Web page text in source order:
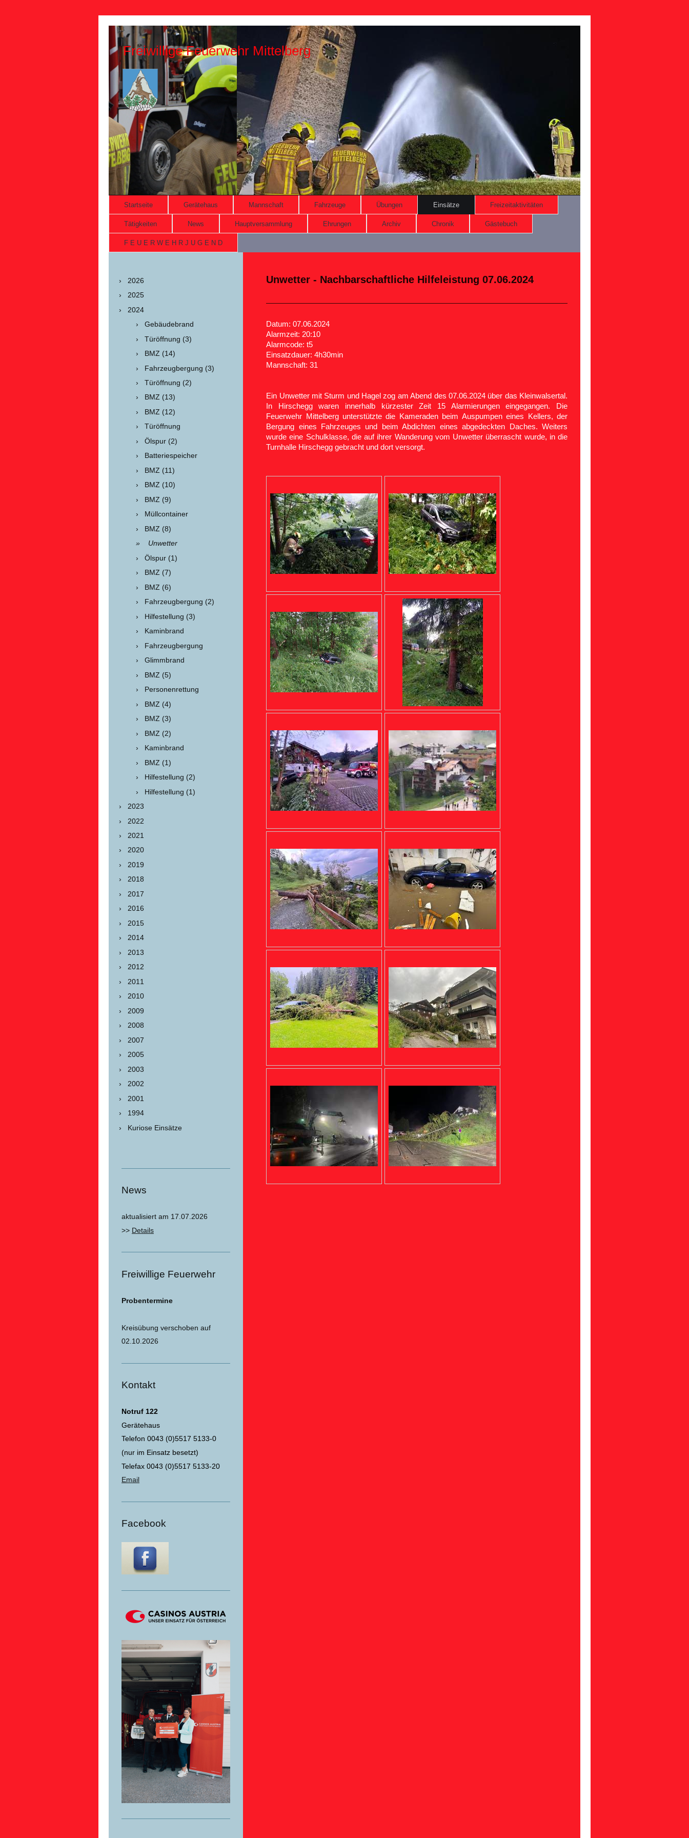
Freiwillige Feuerwehr Mittelberg
Startseite Gerätehaus Mannschaft Fahrzeuge Übungen Einsätze Freizeitaktivitäten
Tätigkeiten News Hauptversammlung Ehrungen Archiv Chronik Gästebuch
F E U E R W E H R J U G E N D
Unwetter - Nachbarschaftliche Hilfeleistung 07.06.2024
Datum: 07.06.2024
Alarmzeit: 20:10
Alarmcode: t5
Einsatzdauer: 4h30min
Mannschaft: 31
Ein Unwetter mit Sturm und Hagel zog am Abend des 07.06.2024 über das Kleinwalsertal.
In Hirschegg waren innerhalb kürzester Zeit 15 Alarmierungen eingegangen. Die
Feuerwehr Mittelberg unterstützte die Kameraden beim Auspumpen eines Kellers, der
Bergung eines Fahrzeuges und beim Abdichten eines abgedeckten Daches. Weiters
wurde eine Schulklasse, die auf ihrer Wanderung vom Unwetter überrascht wurde, in die
Turnhalle Hirschegg gebracht und dort versorgt.
2026
2025
2024
Gebäudebrand
Türöffnung (3)
BMZ (14)
Fahrzeugbergung (3)
Türöffnung (2)
BMZ (13)
BMZ (12)
Türöffnung
Ölspur (2)
Batteriespeicher
BMZ (11)
BMZ (10)
BMZ (9)
Müllcontainer
BMZ (8)
Unwetter
Ölspur (1)
BMZ (7)
BMZ (6)
Fahrzeugbergung (2)
Hilfestellung (3)
Kaminbrand
Fahrzeugbergung
Glimmbrand
BMZ (5)
Personenrettung
BMZ (4)
BMZ (3)
BMZ (2)
Kaminbrand
BMZ (1)
Hilfestellung (2)
Hilfestellung (1)
2023
2022
2021
2020
2019
2018
2017
2016
2015
2014
2013
2012
2011
2010
2009
2008
2007
2005
2003
2002
2001
1994
Kuriose Einsätze
News
aktualisiert am 17.07.2026
>> Details
Freiwillige Feuerwehr
Probentermine
Kreisübung verschoben auf
02.10.2026
Kontakt
Notruf 122
Gerätehaus
Telefon 0043 (0)5517 5133-0
(nur im Einsatz besetzt)
Telefax 0043 (0)5517 5133-20
Email
Facebook